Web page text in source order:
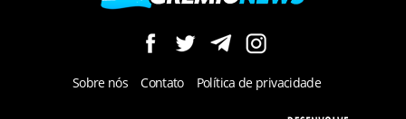
Sobre nós Contato Política de privacidade